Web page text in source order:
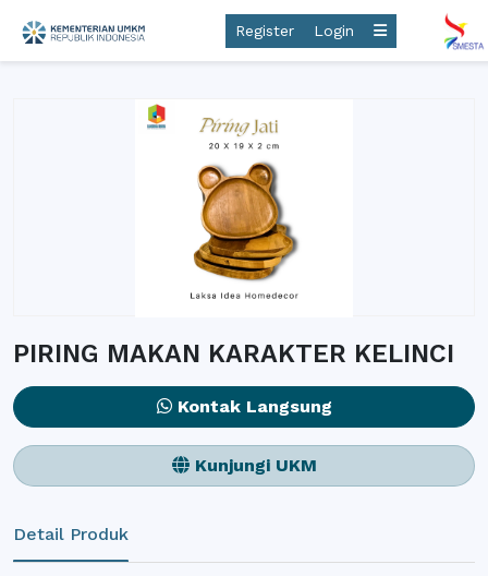
Register Login
PIRING MAKAN KARAKTER KELINCI
Kontak Langsung
Kunjungi UKM
Detail Produk